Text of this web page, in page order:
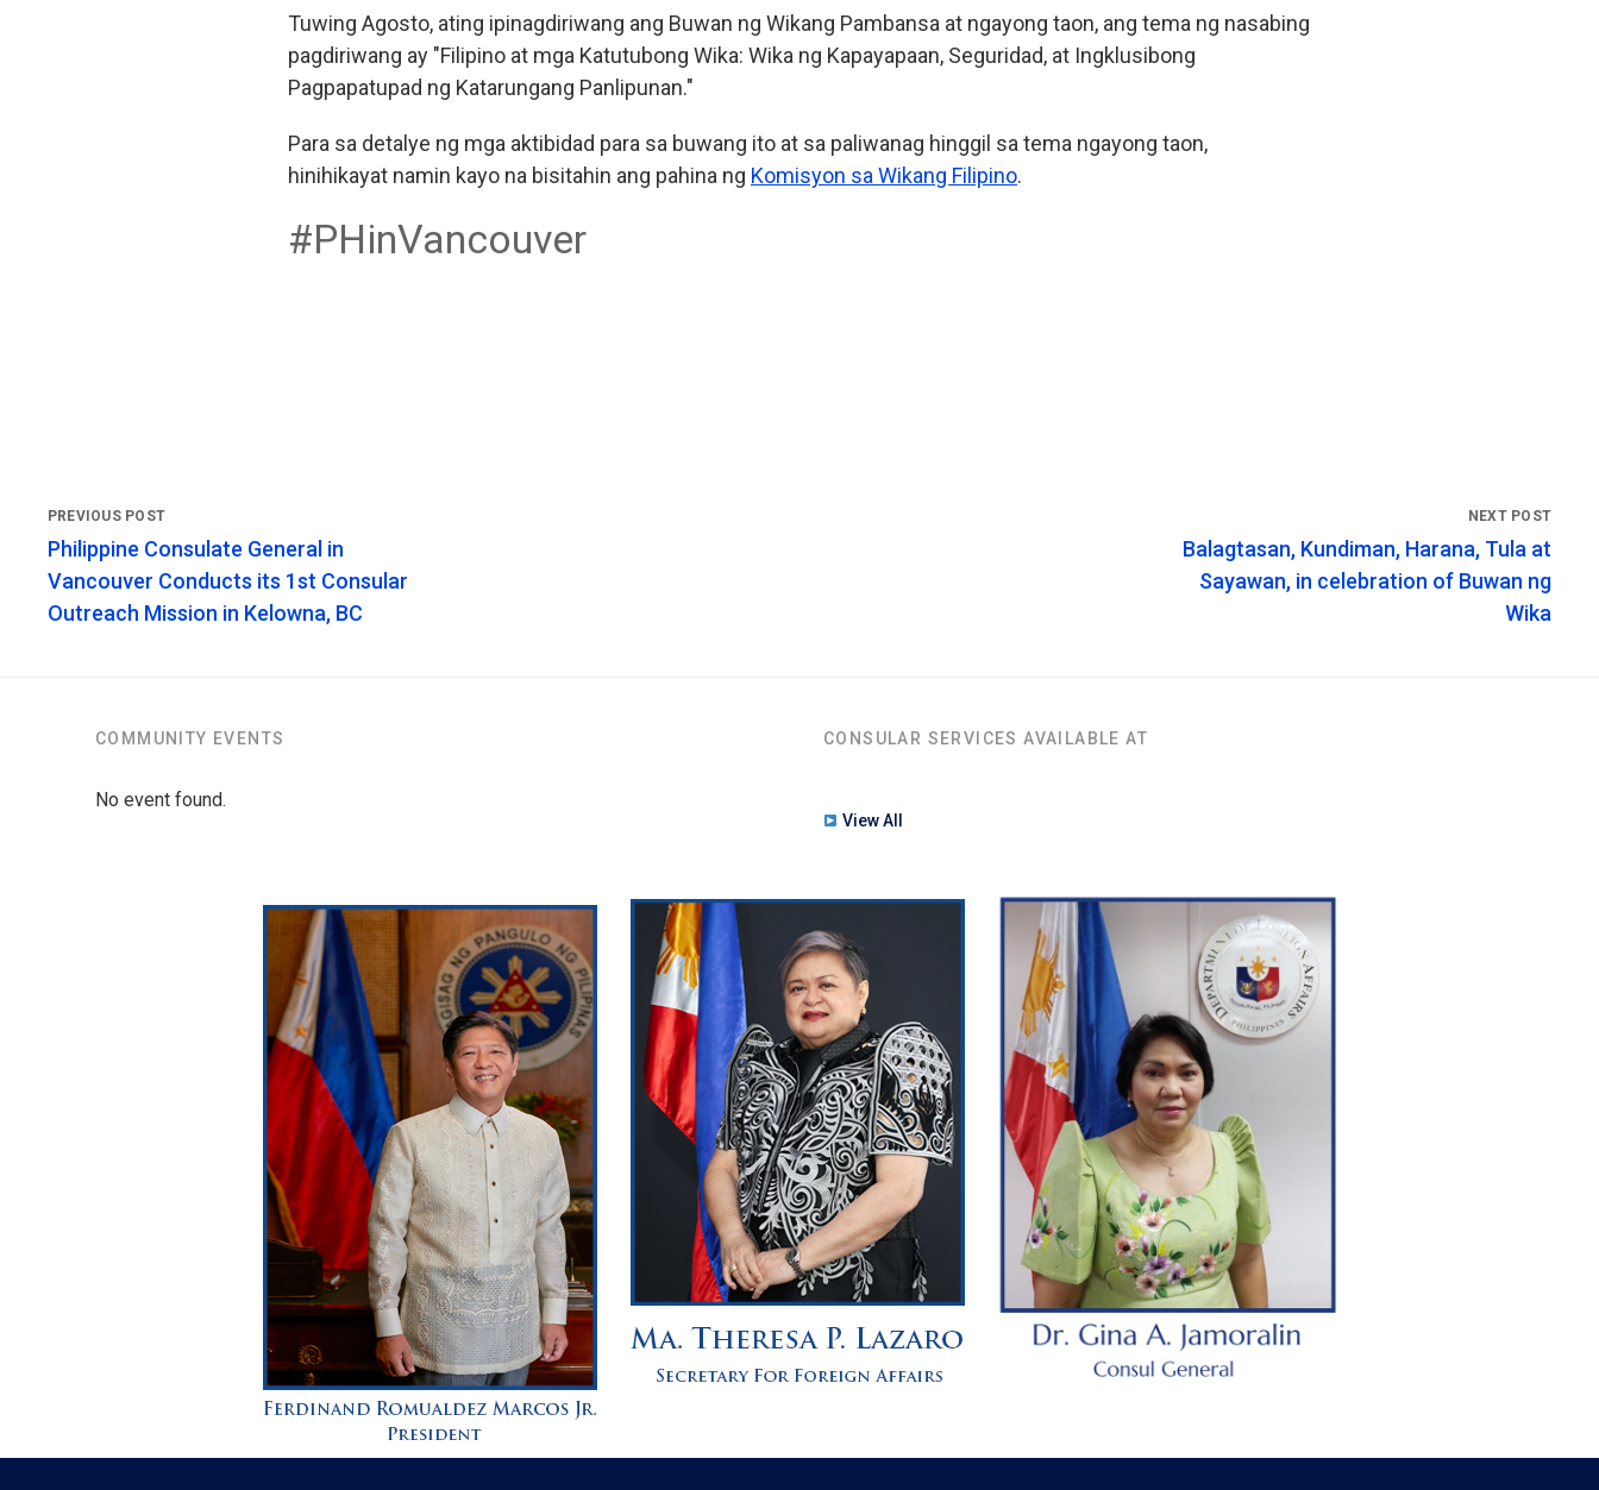
Tuwing Agosto, ating ipinagdiriwang ang Buwan ng Wikang Pambansa at ngayong taon, ang tema ng nasabing
pagdiriwang ay "Filipino at mga Katutubong Wika: Wika ng Kapayapaan, Seguridad, at Ingklusibong
Pagpapatupad ng Katarungang Panlipunan."
Para sa detalye ng mga aktibidad para sa buwang ito at sa paliwanag hinggil sa tema ngayong taon,
hinihikayat namin kayo na bisitahin ang pahina ng Komisyon sa Wikang Filipino.
#PHinVancouver
Philippine Consulate General in
Vancouver Conducts its 1st Consular
Outreach Mission in Kelowna, BC
Balagtasan, Kundiman, Harana, Tula at
Sayawan, in celebration of Buwan ng
Wika
COMMUNITY EVENTS
No event found.
CONSULAR SERVICES AVAILABLE AT
View All